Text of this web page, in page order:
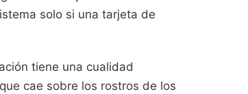
solo si una tarjeta de
tiene una cualidad
cae sobre los rostros de los